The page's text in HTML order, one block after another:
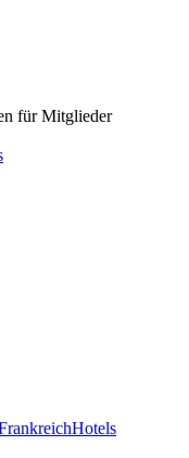
für Mitglieder
Hotels